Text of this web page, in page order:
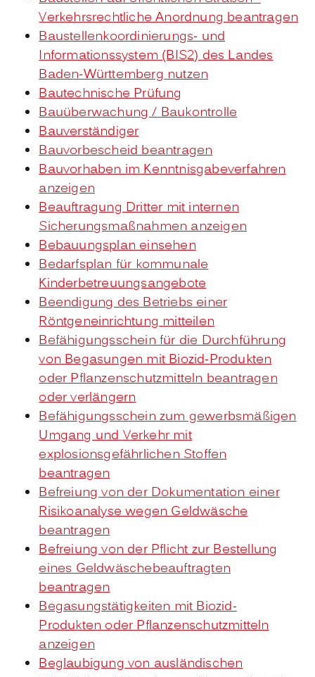
Verkehrsrechtliche Anordnung beantragen
Baustellenkoordinierungs- und
Informationssystem (BIS2) des Landes
Baden-Württemberg nutzen
Bautechnische Prüfung
Bauüberwachung / Baukontrolle
Bauverständiger
Bauvorbescheid beantragen
Bauvorhaben im Kenntnisgabeverfahren
anzeigen
Beauftragung Dritter mit internen
Sicherungsmaßnahmen anzeigen
Bebauungsplan einsehen
Bedarfsplan für kommunale
Kinderbetreuungsangebote
Beendigung des Betriebs einer
Röntgeneinrichtung mitteilen
Befähigungsschein für die Durchführung
von Begasungen mit Biozid-Produkten
oder Pflanzenschutzmitteln beantragen
oder verlängern
Befähigungsschein zum gewerbsmäßigen
Umgang und Verkehr mit
explosionsgefährlichen Stoffen
beantragen
Befreiung von der Dokumentation einer
Risikoanalyse wegen Geldwäsche
beantragen
Befreiung von der Pflicht zur Bestellung
eines Geldwäschebeauftragten
beantragen
Begasungstätigkeiten mit Biozid-
Produkten oder Pflanzenschutzmitteln
anzeigen
Beglaubigung von ausländischen